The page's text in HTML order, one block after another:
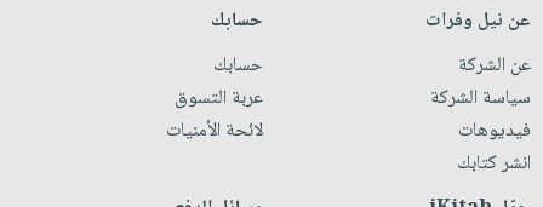
عن نيل وفرات
عن الشركة
سياسة الشركة
فيديوهات
انشر كتابك
حسابك
حسابك
عربة التسوق
لائحة الأمنيات